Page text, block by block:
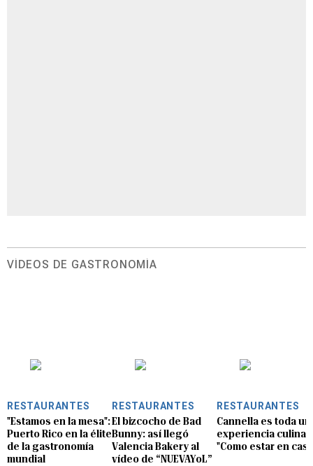
VÍDEOS DE GASTRONOMÍA
RESTAURANTES
"Estamos en la mesa":
Puerto Rico en la élite
de la gastronomía
mundial
RESTAURANTES
El bizcocho de Bad
Bunny: así llegó
Valencia Bakery al
vídeo de “NUEVAYoL”
RESTAURANTES
Cannella es toda
experiencia
"Como estar en